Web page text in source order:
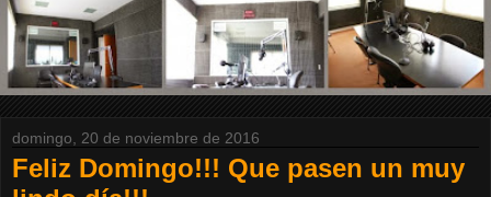
domingo, 20 de noviembre de 2016
Feliz Domingo!!! Que pasen un muy